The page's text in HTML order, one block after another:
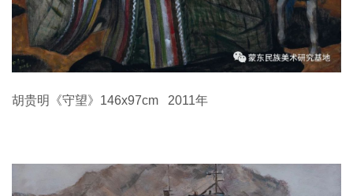
胡贵明《守望》146x97cm 2011年